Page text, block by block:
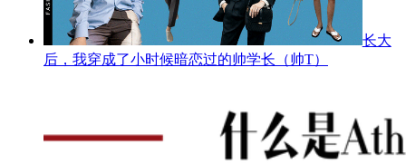
长大
后，我穿成了小时候暗恋过的帅学长（帅T）